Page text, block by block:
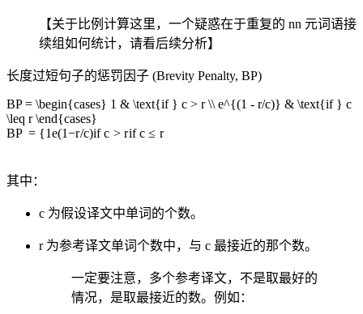
【关于比例计算这里，一个疑惑在于重复的 nn 元词语接
续组如何统计，请看后续分析】
长度过短句子的惩罚因子 (Brevity Penalty, BP)
BP = \begin{cases} 1 & \text{if } c > r \\ e^{(1 - r/c)} & \text{if } c
\leq r \end{cases}
BP = {1e(1−r/c)ifc > rifc ≤ r
其中：
c 为假设译文中单词的个数。
r 为参考译文单词个数中，与 c 最接近的那个数。
一定要注意，多个参考译文，不是取最好的
情况，是取最接近的数。例如：